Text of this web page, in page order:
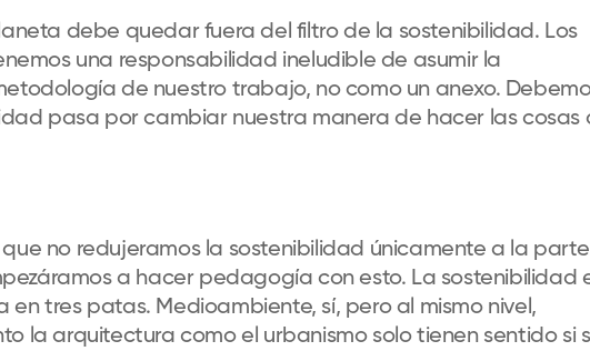
debe quedar fuera del filtro de la sostenibilidad. Los
una responsabilidad ineludible de asumir la
de nuestro trabajo, no como un anexo.
pasa por cambiar nuestra manera de hacer las cosas
no redujeramos la sostenibilidad únicamente a la parte
a hacer pedagogía con esto. La sostenibilidad
tres patas. Medioambiente, sí, pero al mismo nivel,
la arquitectura como el urbanismo solo tienen sentido si